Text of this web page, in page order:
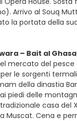
Arrivo al Souq
la portata della
– Bait al
mercato del
le sorgenti
della dinastia
delle
casa
Muscat. Cena e